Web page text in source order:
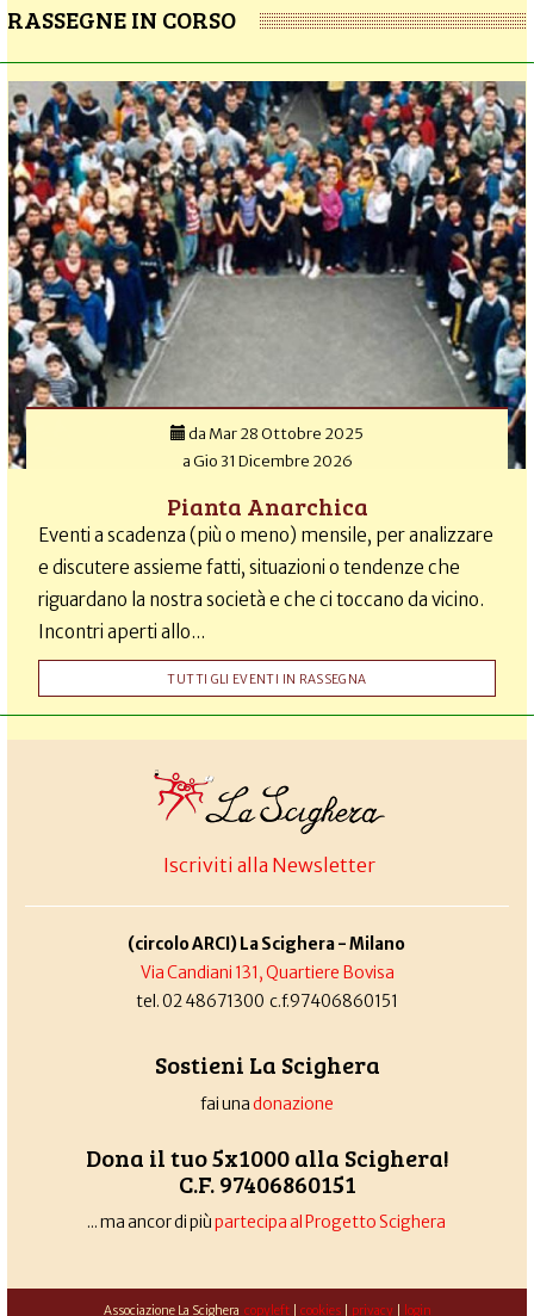
RASSEGNE IN CORSO
da Mar 28 Ottobre 2025
aGio 31 Dicembre 2026
Pianta Anarchica
Eventi a scadenza (più o meno) mensile, per analizzare
e discutere assieme fatti, situazioni o tendenze che
riguardano la nostra società e che ci toccano da vicino.
Incontri aperti allo...
TUTTI GLI EVENTI IN RASSEGNA
Iscriviti alla Newsletter
(circolo ARCI) La Scighera - Milano
Via Candiani 131, Quartiere Bovisa
tel. 02 48671300 c.f.97406860151
Sostieni La Scighera
fai unadonazione
Dona il tuo 5x1000 alla Scighera!
C.F. 97406860151
... ma ancor di piùpartecipa al Progetto Scighera
Associazione La Scighera copyleft| cookies| privacy| login